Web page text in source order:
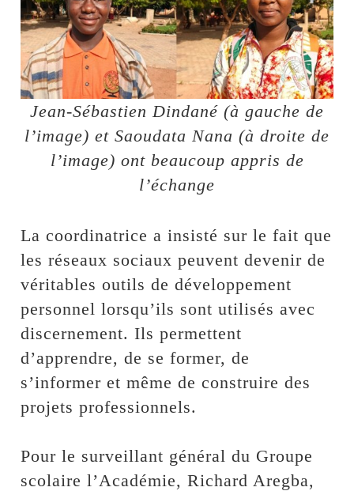
Jean-Sébastien Dindané (à gauche de
l’image) et Saoudata Nana (à droite de
l’image) ont beaucoup appris de
l’échange
‎La coordinatrice a insisté sur le fait que
les réseaux sociaux peuvent devenir de
véritables outils de développement
personnel lorsqu’ils sont utilisés avec
discernement. Ils permettent
d’apprendre, de se former, de
s’informer et même de construire des
projets professionnels.
‎Pour le surveillant général du Groupe
scolaire l’Académie, Richard Aregba,